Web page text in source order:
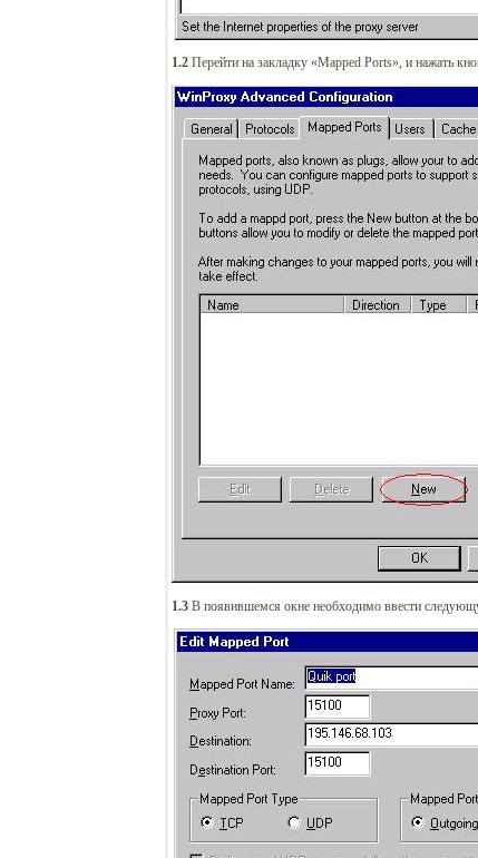
1.2 Перейти на закладку «Mapped Ports», и нажать
1.3 В появившемся окне необходимо ввести